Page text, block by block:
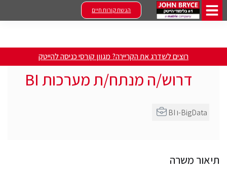
הגשת קורות חיים
רוצים לשדרג את הקריירה? מגוון קורסי כניסה להייטק
דרוש/ה מנתח/ת מערכות BI
תיאור משרה